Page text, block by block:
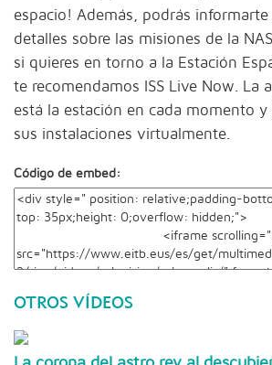
espacio! Además, podrás
detalles sobre las misiones de la
si quieres en torno a la Estación
te recomendamos ISS Live Now. La
está la estación en cada momento
sus instalaciones virtualmente.
Código de embed:
OTROS VÍDEOS